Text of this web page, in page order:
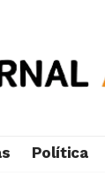
Política